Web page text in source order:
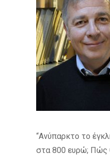
“Ανύπαρκτο το
στα 800 ευρώ; Πώς